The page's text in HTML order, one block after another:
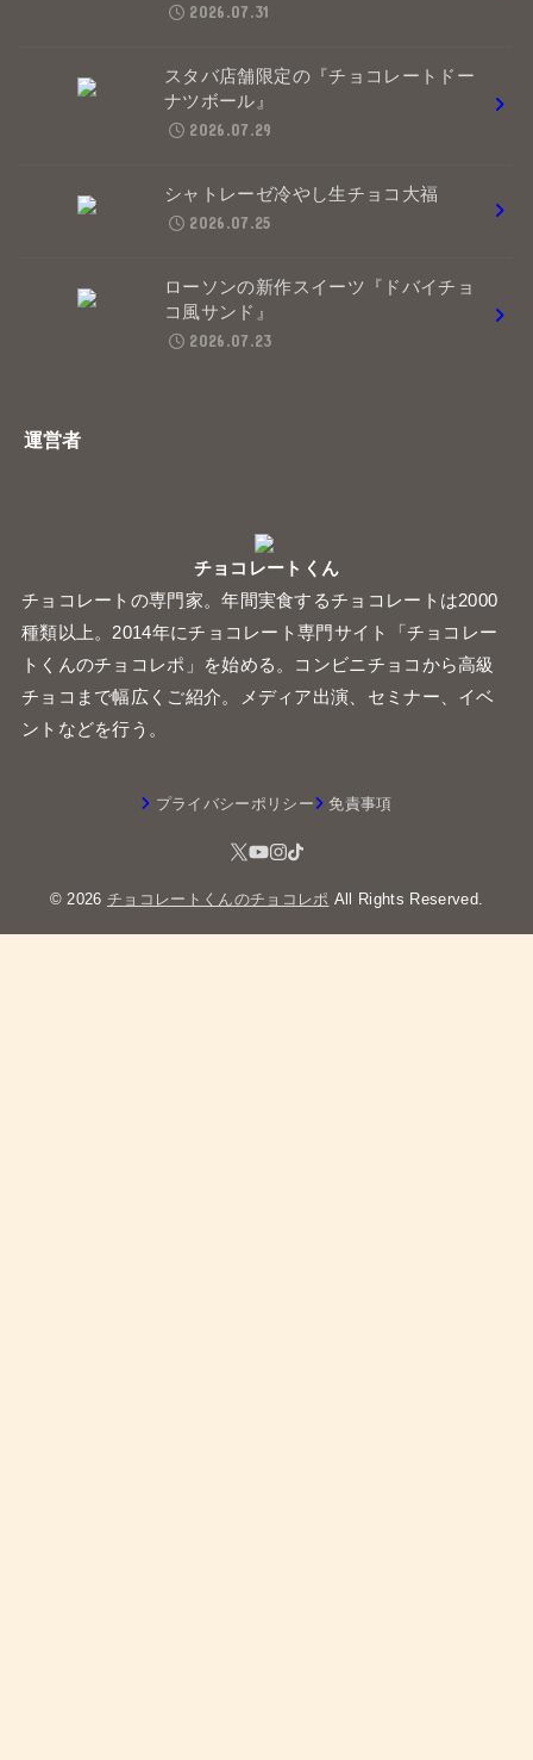
ローソンの新作スイーツ『ドバイチョ
コ風サンド』
2026.07.23
運営者
チョコレートくん
トくんのチョコレポ」を始める。コンビニチョコから高級
プライバシーポリシー 免責事項
© 2026 チョコレートくんのチョコレポ All Rights Reserved.